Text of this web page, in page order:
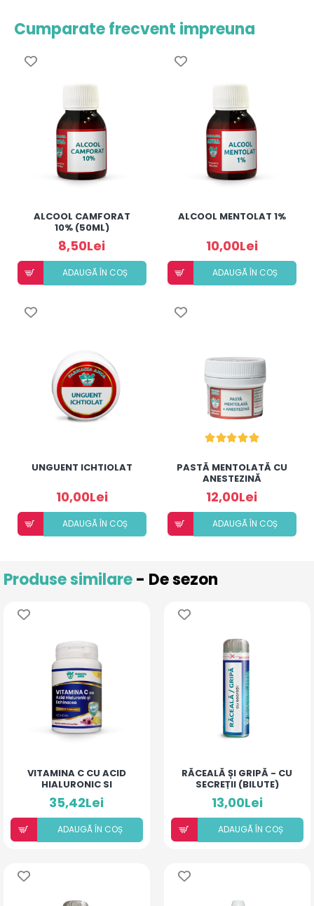
Cumparate frecvent impreuna
ALCOOL CAMFORAT
10% (50ML)
8,50Lei
ADAUGÃ ÎN COȘ
ALCOOL MENTOLAT 1%
10,00Lei
ADAUGÃ ÎN COȘ
UNGUENT ICHTIOLAT
10,00Lei
ADAUGÃ ÎN COȘ
PASTĂ MENTOLATĂ CU
ANESTEZINĂ
12,00Lei
ADAUGÃ ÎN COȘ
Produse similare- De sezon
VITAMINA C CU ACID
HIALURONIC SI
ECHINACEA
35,42Lei
ADAUGÃ ÎN COȘ
RĂCEALĂ ȘI GRIPĂ - CU
SECREȚII (BILUTE)
13,00Lei
ADAUGÃ ÎN COȘ